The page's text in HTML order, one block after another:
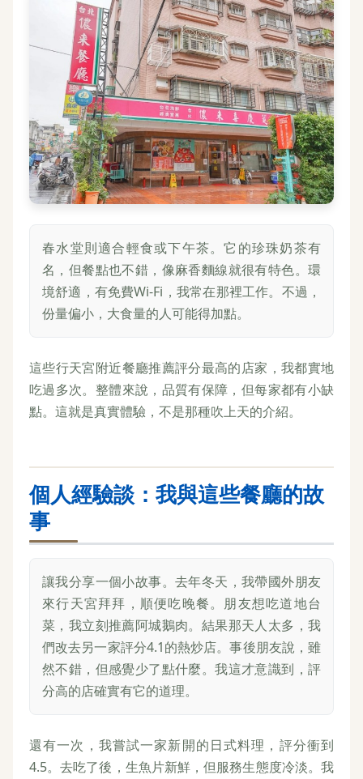
春水堂則適合輕食或下午茶。它的珍珠奶茶有
名，但餐點也不錯，像麻香麵線就很有特色。環
境舒適，有免費Wi-Fi，我常在那裡工作。不過，
份量偏小，大食量的人可能得加點。
這些行天宮附近餐廳推薦評分最高的店家，我都實地
吃過多次。整體來說，品質有保障，但每家都有小缺
點。這就是真實體驗，不是那種吹上天的介紹。
個人經驗談：我與這些餐廳的故
事
讓我分享一個小故事。去年冬天，我帶國外朋友
來行天宮拜拜，順便吃晚餐。朋友想吃道地台
菜，我立刻推薦阿城鵝肉。結果那天人太多，我
們改去另一家評分4.1的熱炒店。事後朋友說，雖
然不錯，但感覺少了點什麼。我這才意識到，評
分高的店確實有它的道理。
還有一次，我嘗試一家新開的日式料理，評分衝到
4.5。去吃了後，生魚片新鮮，但服務生態度冷淡。我